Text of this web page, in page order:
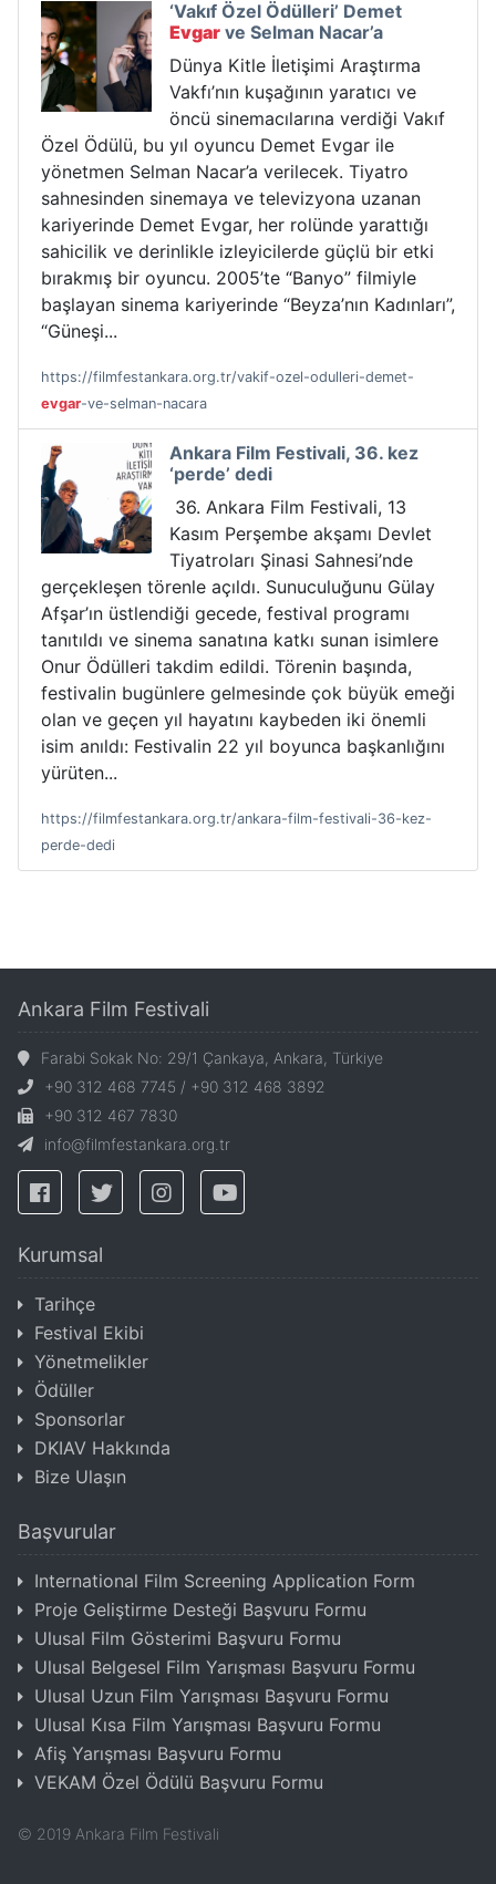
‘Vakıf Özel Ödülleri’ Demet
Evgar ve Selman Nacar’a
Dünya Kitle İletişimi Araştırma
Vakfı’nın kuşağının yaratıcı ve
öncü sinemacılarına verdiği Vakıf
Özel Ödülü, bu yıl oyuncu Demet Evgar ile
yönetmen Selman Nacar’a verilecek. Tiyatro
sahnesinden sinemaya ve televizyona uzanan
kariyerinde Demet Evgar, her rolünde yarattığı
sahicilik ve derinlikle izleyicilerde güçlü bir etki
bırakmış bir oyuncu. 2005’te “Banyo” filmiyle
başlayan sinema kariyerinde “Beyza’nın Kadınları”,
“Güneşi...
https://filmfestankara.org.tr/vakif-ozel-odulleri-demet-
evgar-ve-selman-nacara
Ankara Film Festivali, 36. kez
‘perde’ dedi
36. Ankara Film Festivali, 13
Kasım Perşembe akşamı Devlet
Tiyatroları Şinasi Sahnesi’nde
gerçekleşen törenle açıldı. Sunuculuğunu Gülay
Afşar’ın üstlendiği gecede, festival programı
tanıtıldı ve sinema sanatına katkı sunan isimlere
Onur Ödülleri takdim edildi. Törenin başında,
festivalin bugünlere gelmesinde çok büyük emeği
olan ve geçen yıl hayatını kaybeden iki önemli
isim anıldı: Festivalin 22 yıl boyunca başkanlığını
yürüten...
https://filmfestankara.org.tr/ankara-film-festivali-36-kez-
perde-dedi
Ankara Film Festivali
Farabi Sokak No: 29/1 Çankaya, Ankara, Türkiye
+90 312 468 7745 / +90 312 468 3892
+90 312 467 7830
info@filmfestankara.org.tr
Kurumsal
Tarihçe
Festival Ekibi
Yönetmelikler
Ödüller
Sponsorlar
DKIAV Hakkında
Bize Ulaşın
Başvurular
International Film Screening Application Form
Proje Geliştirme Desteği Başvuru Formu
Ulusal Film Gösterimi Başvuru Formu
Ulusal Belgesel Film Yarışması Başvuru Formu
Ulusal Uzun Film Yarışması Başvuru Formu
Ulusal Kısa Film Yarışması Başvuru Formu
Afiş Yarışması Başvuru Formu
VEKAM Özel Ödülü Başvuru Formu
© 2019 Ankara Film Festivali